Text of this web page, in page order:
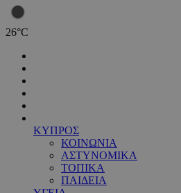
26°C
ΚΥΠΡΟΣ
ΚΟΙΝΩΝΙΑ
ΑΣΤΥΝΟΜΙΚΑ
ΤΟΠΙΚΑ
ΠΑΙΔΕΙΑ